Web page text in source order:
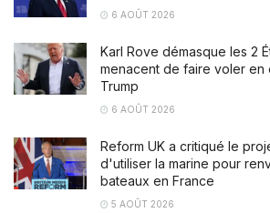
6 AOÛT 2026
Karl Rove démasque les 2
menacent de faire voler en
Trump
6 AOÛT 2026
Reform UK a critiqué le
d'utiliser la marine pour
bateaux en France
5 AOÛT 2026